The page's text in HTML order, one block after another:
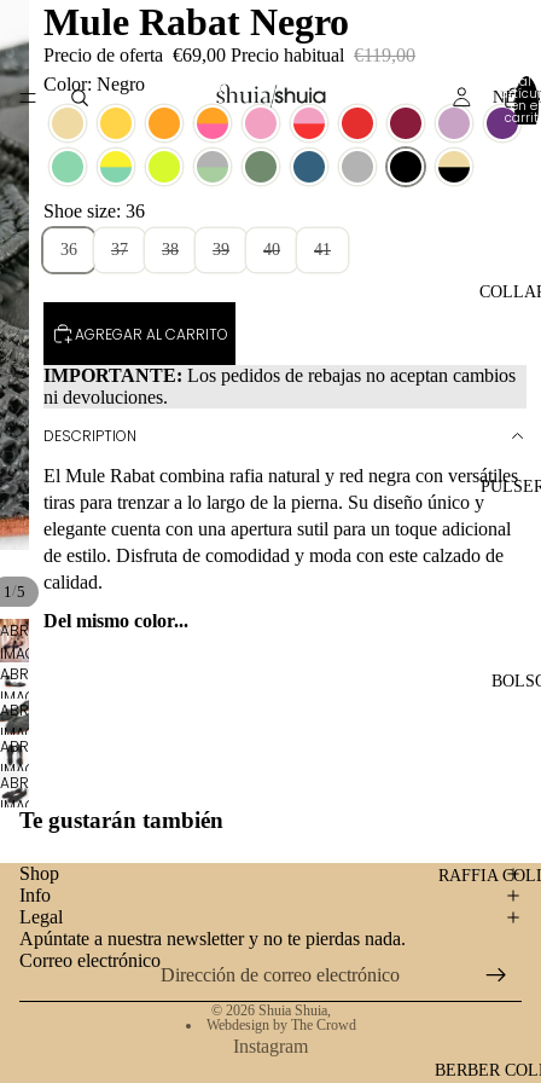
NEW
RAFFIA
BERBER
Total
en el
0
1 /5
ABRIR
IMAGEN
A
PANTALLA
COMPLETA
ABRIR
IMAGEN
A
PANTALLA
COMPLETA
ABRIR
IMAGEN
A
PANTALLA
COMPLETA
ABRIR
IMAGEN
A
PANTALLA
COMPLETA
ABRIR
IMAGEN
COMPLETA
Mule Rabat Negro
Precio de oferta €69,00 Precio habitual €119,00
Color: Negro
Shoe size: 36
36 37 38 39 40 41
AGREGAR AL CARRITO
IMPORTANTE: Los pedidos de rebajas no aceptan cambios
ni devoluciones.
DESCRIPTION
El Mule Rabat combina rafia natural y red negra con versátiles
tiras para trenzar a lo largo de la pierna. Su diseño único y
elegante cuenta con una apertura sutil para un toque adicional
de estilo. Disfruta de comodidad y moda con este calzado de
calidad.
Del mismo color...
Te gustarán también
Shop
Info
Legal
Apúntate a nuestra newsletter y no te pierdas nada.
Correo electrónico
© 2026 Shuia Shuia,
Webdesign by The Crowd
Instagram